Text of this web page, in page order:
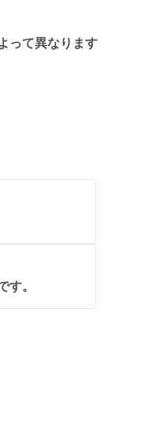
って異なります
す。